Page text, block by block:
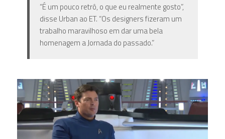
“É um pouco retrô, o que eu realmente gosto”,
disse Urban ao ET. “Os designers fizeram um
trabalho maravilhoso em dar uma bela
homenagem a Jornada do passado.”